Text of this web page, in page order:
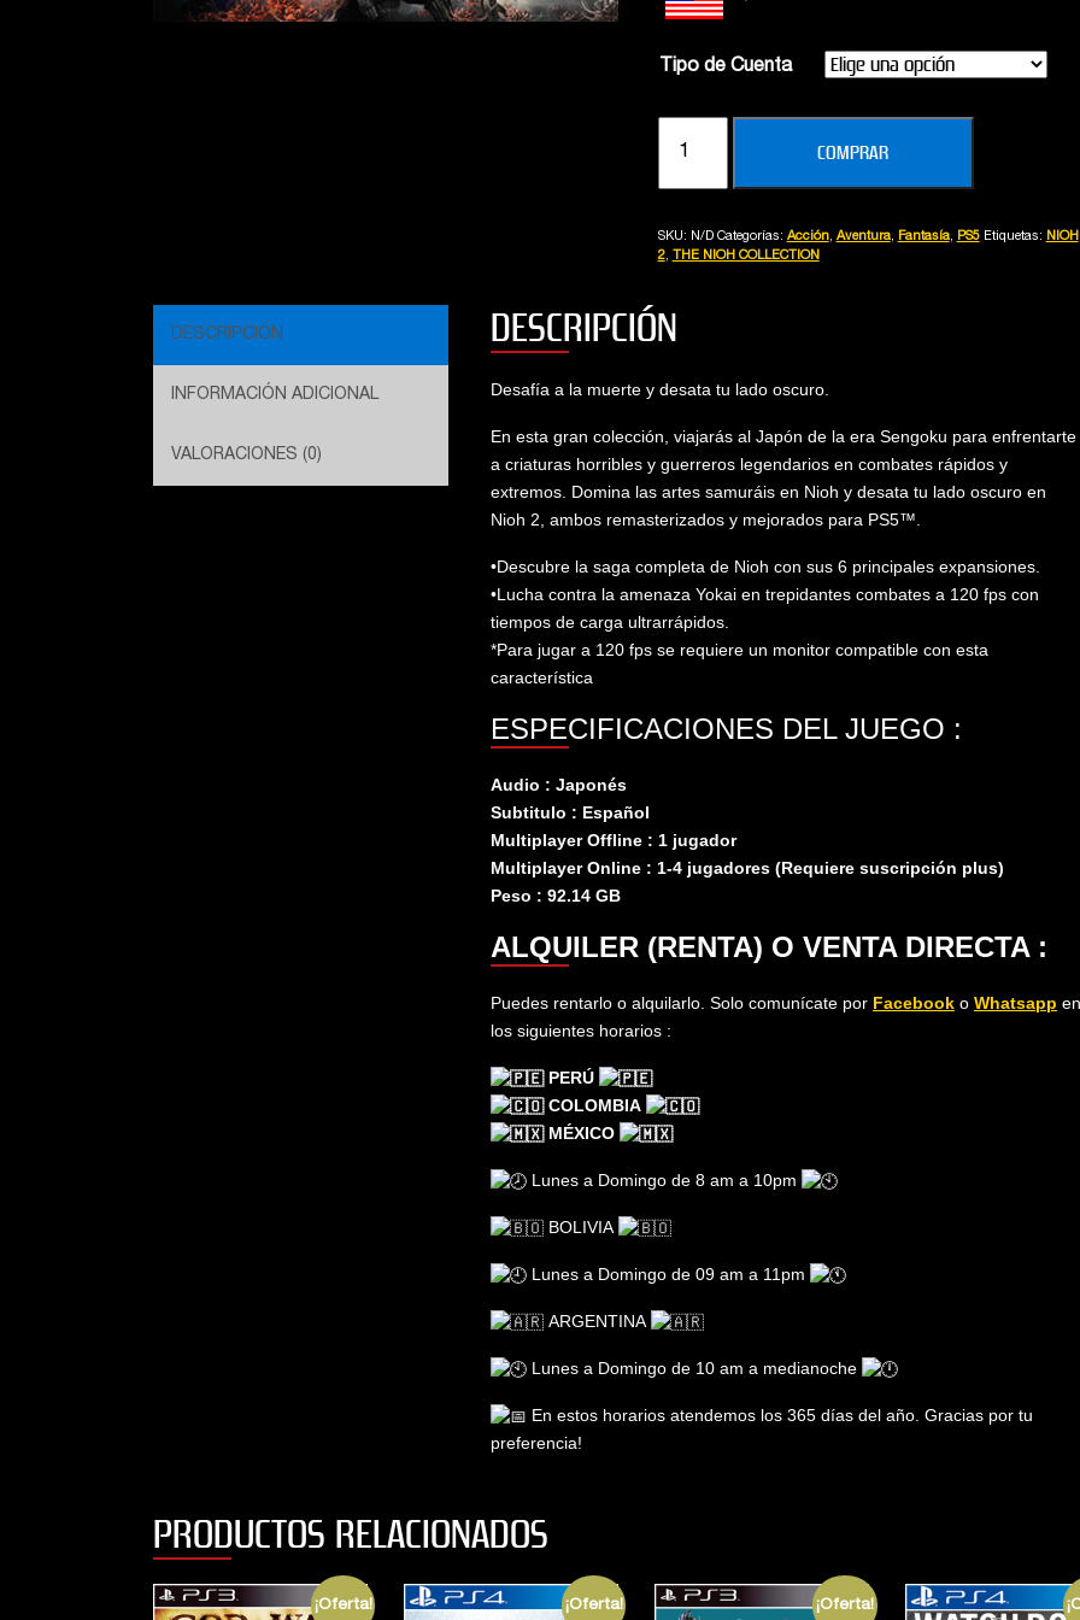
Tipo de Cuenta
NIOH
COLLECTION
cantidad
COMPRAR
SKU: N/D Categorías: Acción, Aventura, Fantasía, PS5 Etiquetas: NIOH
2, THE NIOH COLLECTION
DESCRIPCIÓN
INFORMACIÓN ADICIONAL
VALORACIONES (0)
DESCRIPCIÓN
Desafía a la muerte y desata tu lado oscuro.
En esta gran colección, viajarás al Japón de la era Sengoku para enfrentarte
a criaturas horribles y guerreros legendarios en combates rápidos y
extremos. Domina las artes samuráis en Nioh y desata tu lado oscuro en
Nioh 2, ambos remasterizados y mejorados para PS5™.
•Descubre la saga completa de Nioh con sus 6 principales expansiones.
•Lucha contra la amenaza Yokai en trepidantes combates a 120 fps con
tiempos de carga ultrarrápidos.
*Para jugar a 120 fps se requiere un monitor compatible con esta
característica
ESPECIFICACIONES DEL JUEGO :
Audio : Japonés
Subtitulo : Español
Multiplayer Offline : 1 jugador
Multiplayer Online : 1-4 jugadores (Requiere suscripción plus)
Peso : 92.14 GB
ALQUILER (RENTA) O VENTA DIRECTA :
Puedes rentarlo o alquilarlo. Solo comunícate​ por Facebook o Whatsapp en
los siguientes horarios :
PERÚ
COLOMBIA
MÉXICO
Lunes a Domingo de 8 am a 10pm
BOLIVIA
Lunes a Domingo de 09 am a 11pm
ARGENTINA
Lunes a Domingo de 10 am a medianoche
En estos horarios atendemos los 365 días del año. Gracias por tu
preferencia!
PRODUCTOS RELACIONADOS
¡Oferta! ¡Oferta! ¡Oferta!